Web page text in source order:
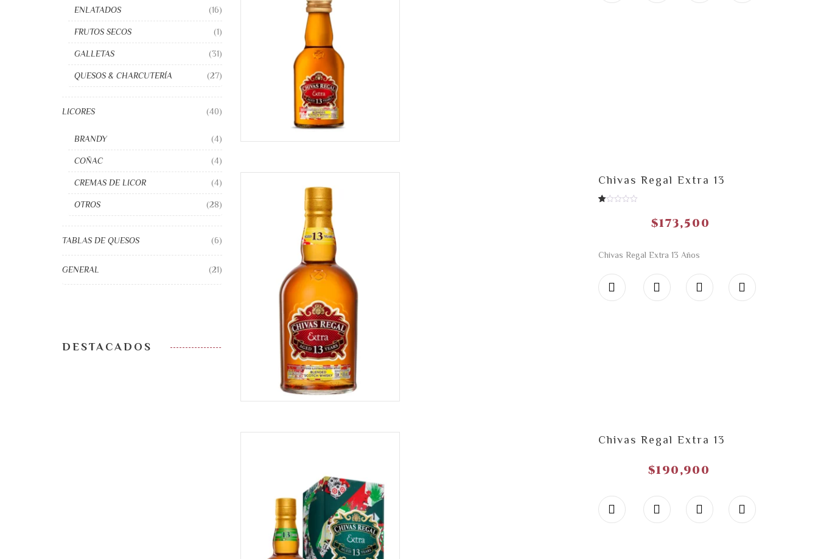
Chivas Regal Extra 13
calificación
del
$173,500
Chivas Regal Extra 13 Años
Chivas Regal Extra 13
$190,900
ENLATADOS (16)
FRUTOS SECOS (1)
GALLETAS (31)
QUESOS & CHARCUTERÍA (27)
LICORES (40)
BRANDY (4)
COÑAC (4)
CREMAS DE LICOR (4)
OTROS (28)
TABLAS DE QUESOS (6)
GENERAL (21)
DESTACADOS